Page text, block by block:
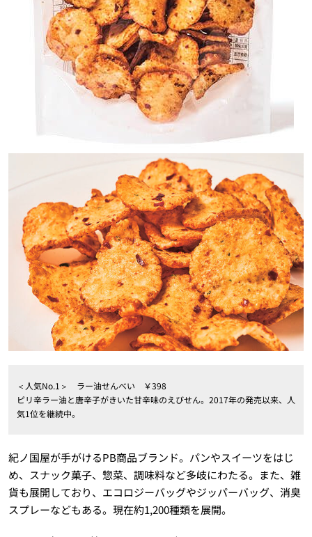
＜人気No.1＞ ラー油せんべい ￥398
ピリ辛ラー油と唐辛子がきいた甘辛味のえびせん。2017年の発売以来、人
気1位を継続中。
紀ノ国屋が手がけるPB商品ブランド。パンやスイーツをはじ
め、スナック菓子、惣菜、調味料など多岐にわたる。また、雑
貨も展開しており、エコロジーバッグやジッパーバッグ、消臭
スプレーなどもある。現在約1,200種類を展開。